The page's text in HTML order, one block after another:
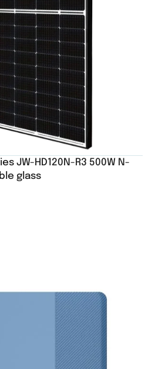
JW-HD120N-R3 500W N-
glass